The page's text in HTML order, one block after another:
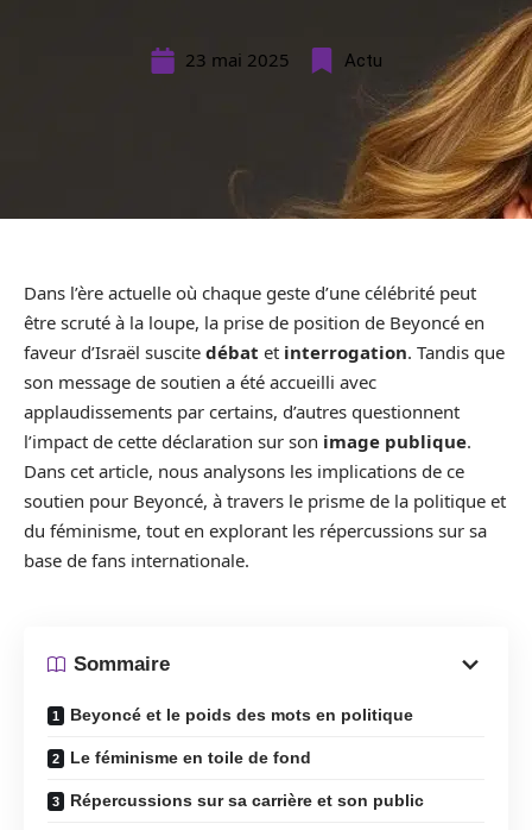
23 mai 2025 Actu
Dans l’ère actuelle où chaque geste d’une célébrité peut
être scruté à la loupe, la prise de position de Beyoncé en
faveur d’Israël suscite débat et interrogation. Tandis que
son message de soutien a été accueilli avec
applaudissements par certains, d’autres questionnent
l’impact de cette déclaration sur son image publique.
Dans cet article, nous analysons les implications de ce
soutien pour Beyoncé, à travers le prisme de la politique et
du féminisme, tout en explorant les répercussions sur sa
base de fans internationale.
Sommaire
Beyoncé et le poids des mots en politique
Le féminisme en toile de fond
Répercussions sur sa carrière et son public